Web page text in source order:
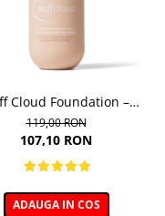
Cloud Foundation –
de ten cu efect natural
119,00 RON
107,10 RON
ADAUGA IN COS